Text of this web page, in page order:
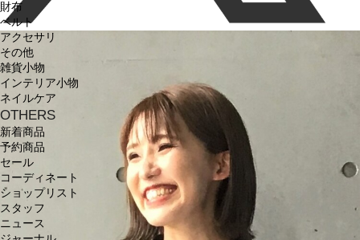
財布
ベルト
アクセサリ
その他
雑貨小物
インテリア小物
ネイルケア
OTHERS
新着商品
予約商品
セール
コーディネート
ショップリスト
スタッフ
ニュース